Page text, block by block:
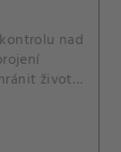
nad
životy
v